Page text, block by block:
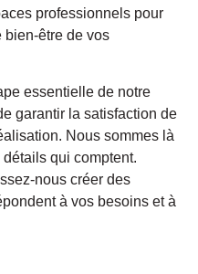
professionnels pour
bien-être de vos
essentielle de notre
garantir la satisfaction de
Nous sommes là
qui comptent.
nous créer des
à vos besoins et à